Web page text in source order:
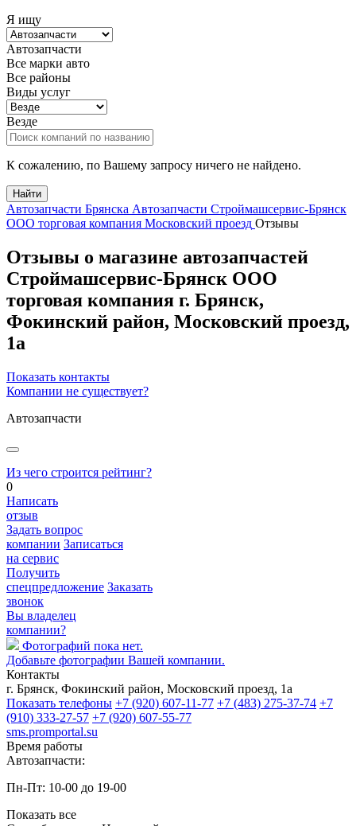
Я ищу
Автозапчасти
Все марки авто
Все районы
Виды услуг
Везде
К сожалению, по Вашему запросу ничего не найдено.
Найти
Автозапчасти Брянска Автозапчасти Строймашсервис-Брянск
ООО торговая компания Московский проезд Отзывы
Отзывы о магазине автозапчастей
Строймашсервис-Брянск ООО
торговая компания г. Брянск,
Фокинский район, Московский проезд,
1а
Показать контакты
Компании не существует?
Автозапчасти
Из чего строится рейтинг?
0
Написать
отзыв
Задать вопрос
компании Записаться
на сервис
Получить
спецпредложение Заказать
звонок
Вы владелец
компании?
Фотографий пока нет.
Добавьте фотографии Вашей компании.
Контакты
г. Брянск, Фокинский район, Московский проезд, 1а
Показать телефоны +7 (920) 607-11-77 +7 (483) 275-37-74 +7
(910) 333-27-57 +7 (920) 607-55-77
sms.promportal.su
Время работы
Автозапчасти:
Пн-Пт: 10-00 до 19-00
Показать все